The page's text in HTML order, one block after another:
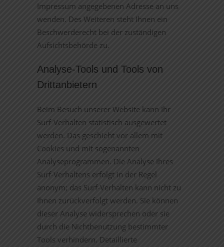
Impressum angegebenen Adresse an uns
wenden. Des Weiteren steht Ihnen ein
Beschwerderecht bei der zuständigen
Aufsichtsbehörde zu.
Analyse-Tools und Tools von
Drittanbietern
Beim Besuch unserer Website kann Ihr
Surf-Verhalten statistisch ausgewertet
werden. Das geschieht vor allem mit
Cookies und mit sogenannten
Analyseprogrammen. Die Analyse Ihres
Surf-Verhaltens erfolgt in der Regel
anonym; das Surf-Verhalten kann nicht zu
Ihnen zurückverfolgt werden. Sie können
dieser Analyse widersprechen oder sie
durch die Nichtbenutzung bestimmter
Tools verhindern. Detaillierte